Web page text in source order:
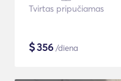
Tvirtas pripučiamas
$356 /diena